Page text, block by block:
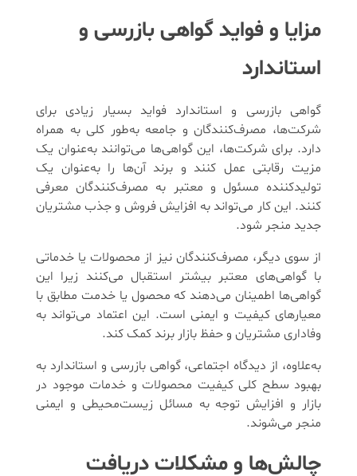
مزایا و فواید گواهی بازرسی و
استاندارد
گواهی بازرسی و استاندارد فواید بسیار زیادی برای
شرکت‌ها، مصرف‌کنندگان و جامعه به‌طور کلی به همراه
دارد. برای شرکت‌ها، این گواهی‌ها می‌توانند به‌عنوان یک
مزیت رقابتی عمل کنند و برند آن‌ها را به‌عنوان یک
تولیدکننده مسئول و معتبر به مصرف‌کنندگان معرفی
کنند. این کار می‌تواند به افزایش فروش و جذب مشتریان
جدید منجر شود.
از سوی دیگر، مصرف‌کنندگان نیز از محصولات یا خدماتی
با گواهی‌های معتبر بیشتر استقبال می‌کنند زیرا این
گواهی‌ها اطمینان می‌دهند که محصول یا خدمت مطابق با
معیارهای کیفیت و ایمنی است. این اعتماد می‌تواند به
وفاداری مشتریان و حفظ بازار برند کمک کند.
به‌علاوه، از دیدگاه اجتماعی، گواهی بازرسی و استاندارد به
بهبود سطح کلی کیفیت محصولات و خدمات موجود در
بازار و افزایش توجه به مسائل زیست‌محیطی و ایمنی
منجر می‌شوند.
چالش‌ها و مشکلات دریافت